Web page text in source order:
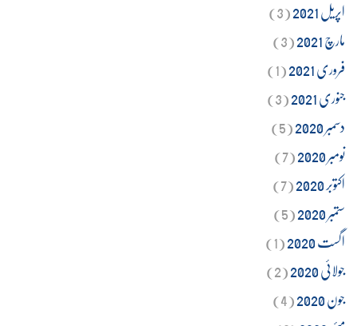
اپریل 2021
(3)
مارچ 2021
(3)
فروری 2021
(1)
جنوری 2021
(3)
دسمبر 2020
(5)
نومبر 2020
(7)
اکتوبر 2020
(7)
ستمبر 2020
(5)
اگست 2020
(1)
جولائی 2020
(2)
جون 2020
(4)